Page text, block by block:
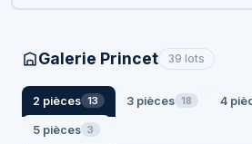
Galerie Princet 39 lots
2 pièces 13 3 pièces 18 4
5 pièces 3